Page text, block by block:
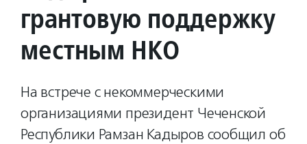
грантовую поддержку
местным НКО
На встрече с некоммерческими
организациями президент Чеченской
Республики Рамзан Кадыров сообщил об